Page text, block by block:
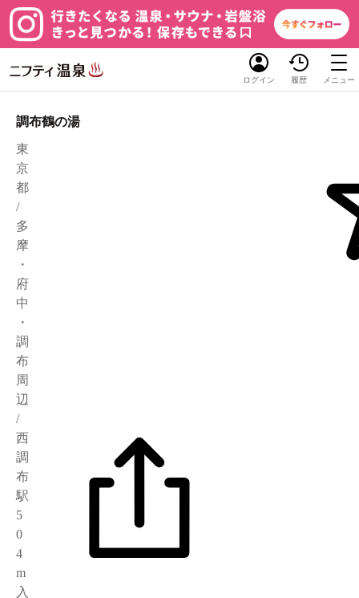
ログイン 履歴 メニュー
調布鶴の湯
東
京
都
/
多
摩
・
府
中
・
調
布
周
辺
/
西
調
布
駅
5
0
4
m
入